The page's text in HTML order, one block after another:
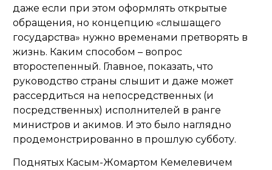
даже если при этом оформлять открытые
обращения, но концепцию «слышащего
государства» нужно временами претворять в
жизнь. Каким способом – вопрос
второстепенный. Главное, показать, что
руководство страны слышит и даже может
рассердиться на непосредственных (и
посредственных) исполнителей в ранге
министров и акимов. И это было наглядно
продемонстрированно в прошлую субботу.
Поднятых Касым-Жомартом Кемелевичем